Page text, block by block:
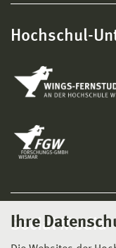
Ihre
Hochschul-
Social Media